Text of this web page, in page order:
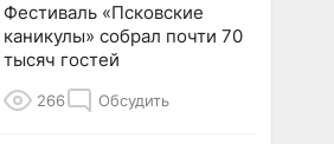
Фестиваль «Псковские
каникулы» собрал почти 70
тысяч гостей
266 Обсудить